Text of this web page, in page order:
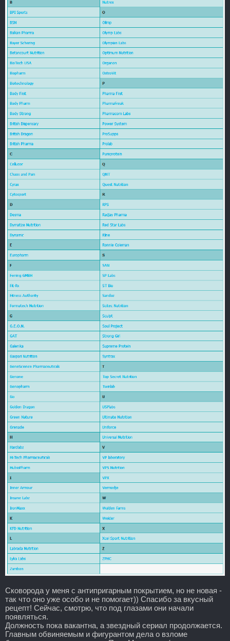
Сковорода у меня с антипригарным покрытием, но не новая -
так что оно уже особо и не помогает)) Спасибо за вкусный
рецепт! Сейчас, смотрю, что под глазами они начали
появляться.
Должность пока вакантна, а звездный сериал продолжается.
Главным обвиняемым и фигурантом дела о взломе